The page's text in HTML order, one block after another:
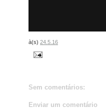
à(s) 24.5.16
Sem comentários:
Enviar um comentário